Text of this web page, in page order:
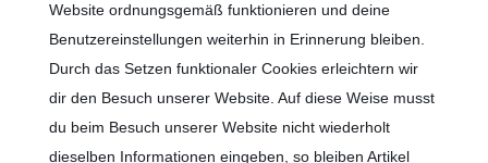
Website ordnungsgemäß funktionieren und deine
Benutzereinstellungen weiterhin in Erinnerung bleiben.
Durch das Setzen funktionaler Cookies erleichtern wir
dir den Besuch unserer Website. Auf diese Weise musst
du beim Besuch unserer Website nicht wiederholt
dieselben Informationen eingeben, so bleiben Artikel